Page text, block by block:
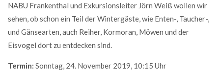
NABU Frankenthal und Exkursionsleiter Jörn Weiß wollen wir
sehen, ob schon ein Teil der Wintergäste, wie Enten-, Taucher-,
und Gänsearten, auch Reiher, Kormoran, Möwen und der
Eisvogel dort zu entdecken sind.
Termin: Sonntag, 24. November 2019, 10:15 Uhr
Good Service